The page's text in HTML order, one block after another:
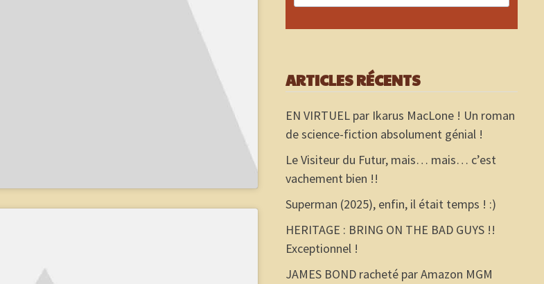
ARTICLES RÉCENTS
EN VIRTUEL par Ikarus MacLone ! Un roman
de science-fiction absolument génial !
Le Visiteur du Futur, mais… mais… c’est
vachement bien !!
Superman (2025), enfin, il était temps ! :)
HERITAGE : BRING ON THE BAD GUYS !!
Exceptionnel !
JAMES BOND racheté par Amazon MGM